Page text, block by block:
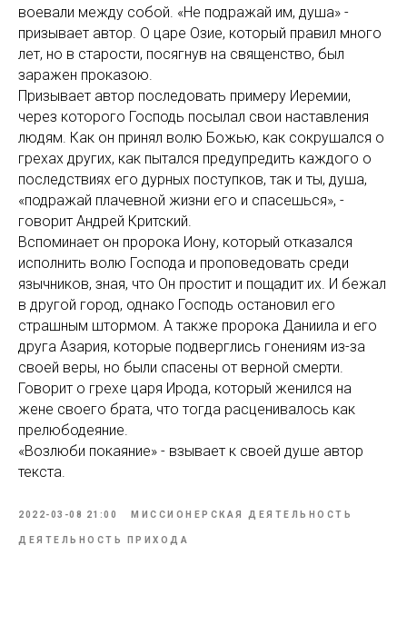
воевали между собой. «Не подражай им, душа» -
призывает автор. О царе Озие, который правил много
лет, но в старости, посягнув на священство, был
заражен проказою.
Призывает автор последовать примеру Иеремии,
через которого Господь посылал свои наставления
людям. Как он принял волю Божью, как сокрушался о
грехах других, как пытался предупредить каждого о
последствиях его дурных поступков, так и ты, душа,
«подражай плачевной жизни его и спасешься», -
говорит Андрей Критский.
Вспоминает он пророка Иону, который отказался
исполнить волю Господа и проповедовать среди
язычников, зная, что Он простит и пощадит их. И бежал
в другой город, однако Господь остановил его
страшным штормом. А также пророка Даниила и его
друга Азария, которые подверглись гонениям из-за
своей веры, но были спасены от верной смерти.
Говорит о грехе царя Ирода, который женился на
жене своего брата, что тогда расценивалось как
прелюбодеяние.
«Возлюби покаяние» - взывает к своей душе автор
текста.
2022-03-08 21:00 МИССИОНЕРСКАЯ ДЕЯТЕЛЬНОСТЬ
ДЕЯТЕЛЬНОСТЬ ПРИХОДА